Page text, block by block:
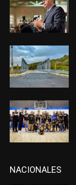
NACIONALES